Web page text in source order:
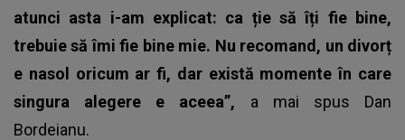
atunci asta i-am explicat: ca ție să îți fie bine,
trebuie să îmi fie bine mie. Nu recomand, un divorț
e nasol oricum ar fi, dar există momente în care
singura alegere e aceea”, a mai spus Dan
Bordeianu.